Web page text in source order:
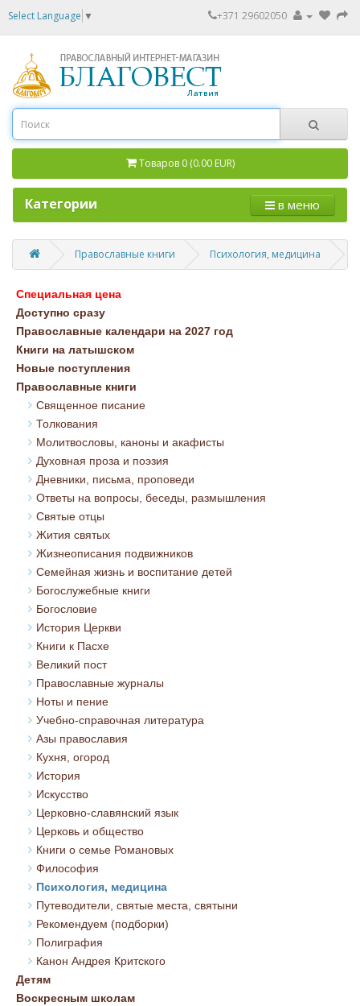
Select Language ▼ +371 29602050
Товаров 0 (0.00 EUR)
Категории в меню
Православные книги Психология, медицина
Специальная цена
Доступно сразу
Православные календари на 2027 год
Книги на латышском
Новые поступления
Православные книги
Священное писание
Толкования
Молитвословы, каноны и акафисты
Духовная проза и поэзия
Дневники, письма, проповеди
Ответы на вопросы, беседы, размышления
Святые отцы
Жития святых
Жизнеописания подвижников
Семейная жизнь и воспитание детей
Богослужебные книги
Богословие
История Церкви
Книги к Пасхе
Великий пост
Православные журналы
Ноты и пение
Учебно-справочная литература
Азы православия
Кухня, огород
История
Искусство
Церковно-славянский язык
Церковь и общество
Книги о семье Романовых
Философия
Психология, медицина
Путеводители, святые места, святыни
Рекомендуем (подборки)
Полиграфия
Канон Андрея Критского
Детям
Воскресным школам